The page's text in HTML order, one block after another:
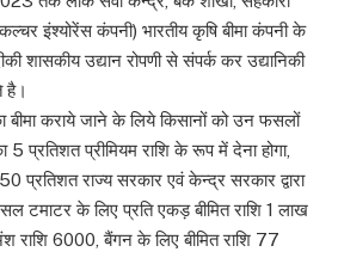
इंश्योरेंस कंपनी) भारतीय कृषि बीमा कंपनी के
शासकीय उद्यान रोपणी से संपर्क कर उद्यानिकी
है।
बीमा कराये जाने के लिये किसानों को उन फसलों
5 प्रतिशत प्रीमियम राशि के रूप में देना होगा,
प्रतिशत राज्य सरकार एवं केन्द्र सरकार द्वारा
टमाटर के लिए प्रति एकड़ बीमित राशि 1 लाख
6000, बैंगन के लिए बीमित राशि 77